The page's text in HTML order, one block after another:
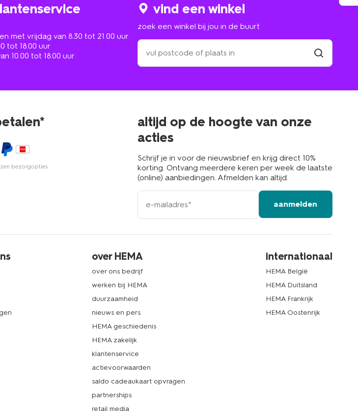
met vrijdag van 8.30 tot 21.00 uur
tot 18.00 uur
10.00 tot 18.00 uur
vind een winkel
zoek een winkel bij jou in de buurt
zoek
een
winkel
in
bezorgopties
altijd op de hoogte van onze
acties
Schrijf je in voor de nieuwsbrief en krijg direct 10%
korting. Ontvang meerdere keren per week de laatste
(online) aanbiedingen. Afmelden kan altijd.
e-
mailadres
aanmelden
over HEMA
over ons bedrijf
werken bij HEMA
duurzaamheid
nieuws en pers
HEMA geschiedenis
HEMA zakelijk
klantenservice
actievoorwaarden
saldo cadeaukaart opvragen
partnerships
retail media
internationaal
HEMA België
HEMA Duitsland
HEMA Frankrijk
HEMA Oostenrijk